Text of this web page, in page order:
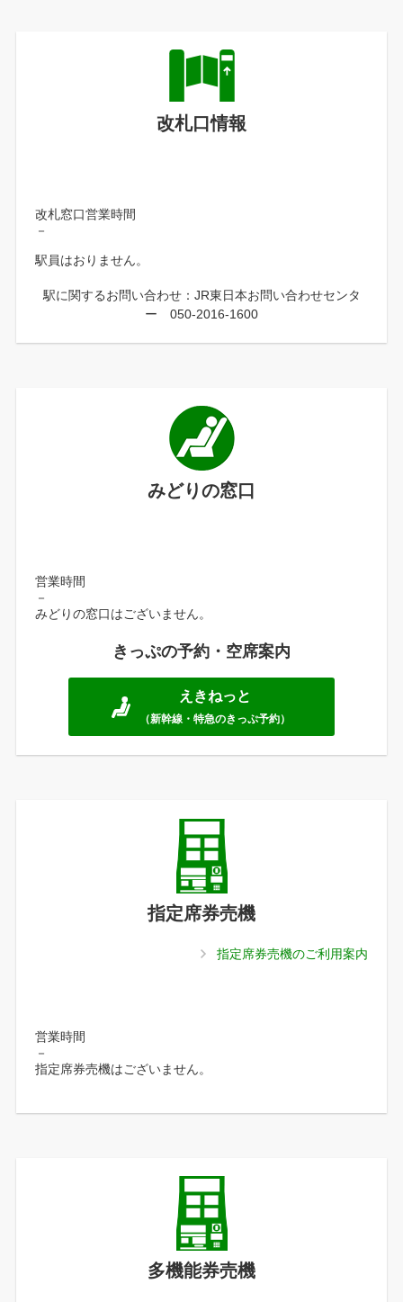
改札口情報
改札窓口営業時間
－
駅員はおりません。
駅に関するお問い合わせ：JR東日本お問い合わせセンタ
ー 050-2016-1600
みどりの窓口
営業時間
－
みどりの窓口はございません。
きっぷの予約・空席案内
えきねっと
（新幹線・特急のきっぷ予約）
指定席券売機
指定席券売機のご利用案内
営業時間
－
指定席券売機はございません。
多機能券売機